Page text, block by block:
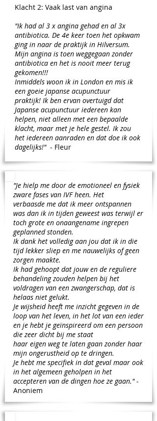
Klacht 2: Vaak last van angina
"Ik had al 3 x angina gehad en al 3x
antibiotica. De 4e keer toen het opkwam
ging in naar de praktijk in Hilversum.
Mijn angina is toen weggegaan zonder
antibiotica en het is nooit meer terug
gekomen!!!
Inmiddels woon ik in London en mis ik
een goeie japanse acupunctuur
praktijk! Ik ben ervan overtuigd dat
Japanse acupunctuur iedereen kan
helpen, niet alleen met een bepaalde
klacht, maar met je hele gestel. Ik zou
het iedereen aanraden en dat doe ik ook
dagelijks!" - Fleur
"​Je hielp me door de emotioneel en fysiek
zware fases van IVF heen. Het
verbaasde me dat ik meer ontspannen
was dan ik in tijden geweest was terwijl er
toch grote en onaangename ingrepen
geplanned stonden.
Ik dank het volledig aan jou dat ik in die
tijd lekker sliep en me nauwelijks of geen
zorgen maakte.
Ik had gehoopt dat jouw en de reguliere
behandeling zouden helpen bij het
voldragen van een zwangerschap, dat is
helaas niet gelukt.
Je wijsheid heeft me inzicht gegeven in de
loop van het leven, in het lot van een ieder
en je hebt je geïnspireerd om een persoon
die zeer dicht bij me staat
haar eigen weg te laten gaan zonder haar
mijn ongerustheid op te dringen.
Je hebt me specifiek in dat geval maar ook
in het algemeen geholpen in het
accepteren van de dingen hoe ze gaan." -
Anoniem